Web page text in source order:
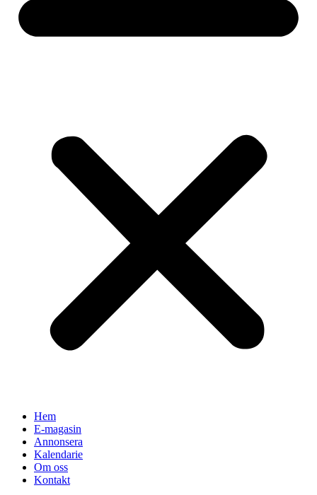
Hem
E-magasin
Annonsera
Kalendarie
Om oss
Kontakt